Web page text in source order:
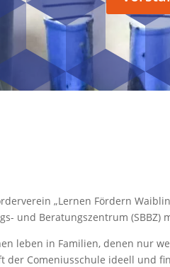
„Lernen Fördern
und Beratungszentrum (SBBZ)
leben in Familien, denen nur
der Comeniusschule ideell und